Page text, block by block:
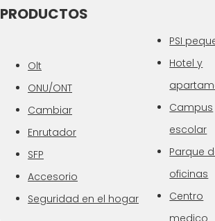
PRODUCTOS
Olt
ONU/ONT
Cambiar
Enrutador
SFP
Accesorio
Seguridad en el hogar
PSI
Hotel y
Campus
escolar
Parque
oficinas
Centro
medico